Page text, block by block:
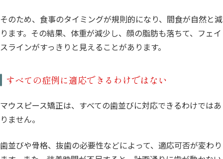
そのため、食事のタイミングが規則的になり、間食が自然と減
ります。その結果、体重が減少し、顔の脂肪も落ちて、フェイ
スラインがすっきりと見えることがあります。
すべての症例に適応できるわけではない
マウスピース矯正は、すべての歯並びに対応できるわけではあ
りません。
歯並びや骨格、抜歯の必要性などによって、適応可否が変わり